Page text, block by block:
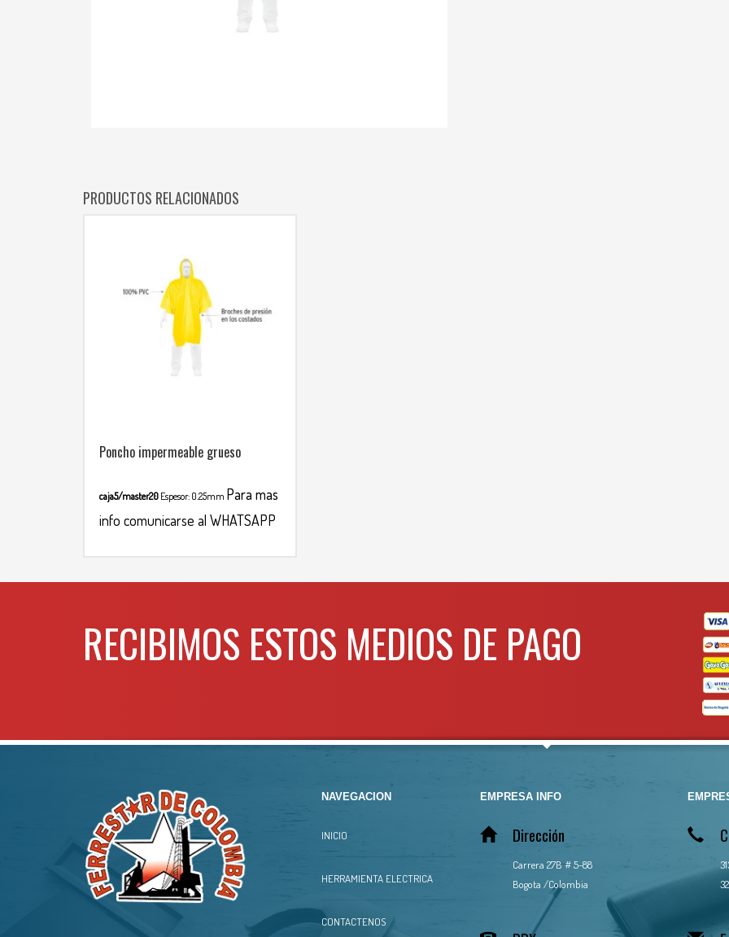
PRODUCTOS RELACIONADOS
Poncho impermeable grueso
caja5/master20 Espesor: 0.25mm Para mas
info comunicarse al WHATSAPP
RECIBIMOS ESTOS MEDIOS DE PAGO
NAVEGACION
INICIO
HERRAMIENTA ELECTRICA
CONTACTENOS
EMPRESA INFO
Dirección
Carrera 27B # 5-88
Bogota /Colombia